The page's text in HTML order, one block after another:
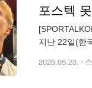
지난 22일(한
2025.05.23.